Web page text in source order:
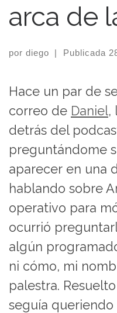
arca de
por diego | Publicada
Hace un par de
correo de Daniel,
detrás del
preguntándome
aparecer en una
hablando sobre
operativo para
ocurrió
algún
ni cómo, mi
palestra.
seguía